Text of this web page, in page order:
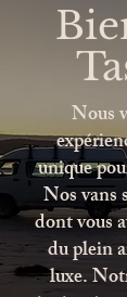
Nous
unique
Nos vans
dont vous
du plein
luxe.